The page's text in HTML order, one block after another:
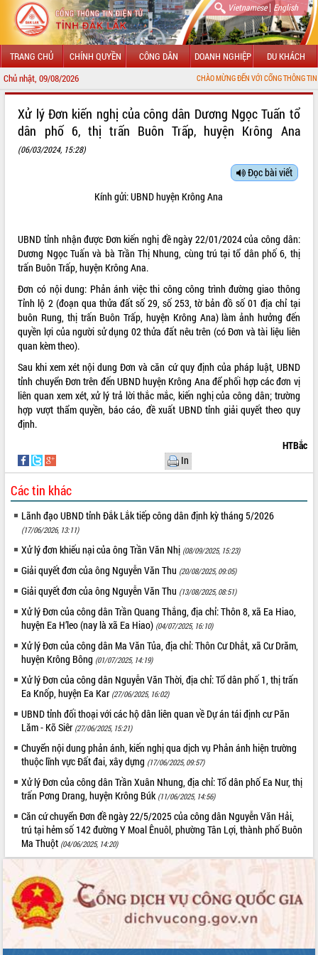
Vietnamese| English
TRANG CHỦ CHÍNH QUYỀN CÔNG DÂN DOANH NGHIỆP DU KHÁCH
Chủ nhật, 09/08/2026 CHÀO MỪNG ĐẾN VỚI CỔNG THÔNG TIN ĐIỆN TỬ
LÃNH ĐẠO UBND TỈNH
THÔNG TIN CHỈ ĐẠO ĐIỀU HÀNH
VĂN BẢN HĐND TỈNH
ĐIỂM TIN VĂN BẢN
QUY HOẠCH - KẾ HOẠCH
VIDEO
Loading the player...
2026
Khám bệnh, cấp phát thuốc miễn phí
và tặng quà người dân xã Cư Pui
Hội nghị UBND tỉnh Đắk Lắk thường kỳ
tháng 7/2026
Lễ truy tặng danh hiệu “Bà Mẹ Việt
Nam Anh hùng” và trao Huân chương
Lao động
UBND tỉnh Đắk Lắk triển khai nhiệm
vụ 6 tháng cuối năm 2026
Kỳ họp thứ Hai, Hội đồng nhân dân
tỉnh khóa XI quyết nghị nhiều nội dung
quan trọng
Bí thư Tỉnh ủy Lương Nguyễn Minh
Triết thăm, tặng quà người có công với
ALBUM ẢNH
Xử lý Đơn kiến nghị của công dân Dương Ngọc Tuấn tổ
dân phố 6, thị trấn Buôn Trấp, huyện Krông Ana
(06/03/2024, 15:28)
Đọc bài viết
Kính gửi: UBND huyện Krông Ana
UBND tỉnh nhận được Đơn kiến nghị đề ngày 22/01/2024 của công dân:
Dương Ngọc Tuấn và bà Trần Thị Nhung, cùng trú tại tổ dân phố 6, thị
trấn Buôn Trấp, huyện Krông Ana.
Đơn có nội dung: Phản ánh việc thi công công trình đường giao thông
Tỉnh lộ 2 (đoạn qua thửa đất số 29, số 253, tờ bản đồ số 01 địa chỉ tại
buôn Rung, thị trấn Buôn Trấp, huyện Krông Ana) làm ảnh hưởng đến
quyền lợi của người sử dụng 02 thửa đất nêu trên (có Đơn và tài liệu liên
quan kèm theo).
Sau khi xem xét nội dung Đơn và căn cứ quy định của pháp luật, UBND
tỉnh chuyển Đơn trên đến UBND huyện Krông Ana để phối hợp các đơn vị
liên quan xem xét, xử lý trả lời thắc mắc, kiến nghị của công dân; trường
hợp vượt thẩm quyền, báo cáo, đề xuất UBND tỉnh giải quyết theo quy
định.
HTBắc
In
Các tin khác
Lãnh đạo UBND tỉnh Đắk Lắk tiếp công dân định kỳ tháng 5/2026
(17/06/2026, 13:11)
Xử lý đơn khiếu nại của ông Trần Văn Nhị (08/09/2025, 15:23)
Giải quyết đơn của ông Nguyễn Văn Thu (20/08/2025, 09:05)
Giải quyết đơn của ông Nguyễn Văn Thu (13/08/2025, 08:51)
Xử lý Đơn của công dân Trần Quang Thắng, địa chỉ: Thôn 8, xã Ea Hiao,
huyện Ea H’leo (nay là xã Ea Hiao) (04/07/2025, 16:10)
Xử lý Đơn của công dân Ma Văn Tủa, địa chỉ: Thôn Cư Dhắt, xã Cư Drăm,
huyện Krông Bông (01/07/2025, 14:19)
Xử lý Đơn của công dân Nguyễn Văn Thời, địa chỉ: Tổ dân phố 1, thị trấn
Ea Knốp, huyện Ea Kar (27/06/2025, 16:02)
UBND tỉnh đối thoại với các hộ dân liên quan về Dự án tái định cư Păn
Lăm - Kõ Siêr (27/06/2025, 15:21)
Chuyển nội dung phản ánh, kiến nghị qua dịch vụ Phản ánh hiện trường
thuộc lĩnh vực Đất đai, xây dựng (17/06/2025, 09:57)
Xử lý Đơn của công dân Trần Xuân Nhung, địa chỉ: Tổ dân phố Ea Nur, thị
trấn Pơng Drang, huyện Krông Búk (11/06/2025, 14:56)
Căn cứ chuyển Đơn đề ngày 22/5/2025 của công dân Nguyễn Văn Hải,
trú tại hẻm số 142 đường Y Moal Ênuôl, phường Tân Lợi, thành phố Buôn
Ma Thuột (04/06/2025, 14:20)